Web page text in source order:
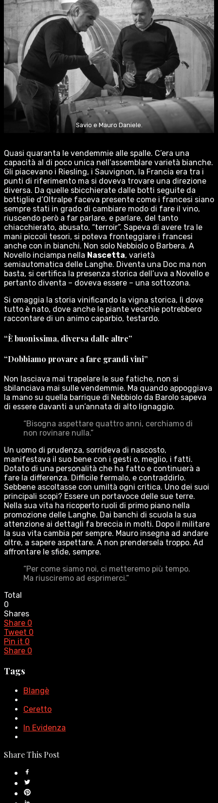
Savio e Mauro Daniele.
Quasi quaranta le vendemmie alle spalle. C’era una
capacità al di poco unica nell’assemblare varietà bianche.
Gli piacevano i Riesling, i Sauvignon, la Francia era tra i
punti di riferimento ma si doveva trovare una direzione
diversa. Da quelle sbicchierate dalle botti seguite da
bottiglie d’Oltralpe faceva presente come i francesi siano
sempre stati in grado di cambiare modo di fare il vino,
riuscendo però a far parlare, e parlare, del tanto
chiacchierato, abusato, “terroir”. Sapeva di avere tra le
mani piccoli tesori, si poteva fronteggiare i francesi
anche con in bianchi. Non solo Nebbiolo o Barbera. A
Novello inciampa nella Nascetta, varietà
semiautomatica delle Langhe. Diventa una Doc ma non
basta, si certifica la presenza storica dell’uva a Novello e
pertanto diventa – doveva essere – una sottozona.
Si omaggia la storia vinificando la vigna storica, lì dove
tutto è nato, dove anche le piante vecchie potrebbero
raccontare di un animo caparbio, testardo.
“È buonissima, diversa dalle altre”
“Dobbiamo provare a fare grandi vini”
Non lasciava mai trapelare le sue fatiche, non si
sbilanciava mai sulle vendemmie. Ma quando appoggiava
la mano su quella barrique di Nebbiolo da Barolo sapeva
di essere davanti a un’annata di alto lignaggio.
“Bisogna aspettare quattro anni, cerchiamo di
non rovinare nulla.”
Un uomo di prudenza, sorrideva di nascosto,
manifestava il suo bene con i gesti o, meglio, i fatti.
Dotato di una personalità che ha fatto e continuerà a
fare la differenza. Difficile fermalo, e contraddirlo.
Sebbene ascoltasse con umiltà ogni critica. Uno dei suoi
principali scopi? Essere un portavoce delle sue terre.
Nella sua vita ha ricoperto ruoli di primo piano nella
promozione delle Langhe. Dai banchi di scuola la sua
attenzione ai dettagli fa breccia in molti. Dopo il militare
la sua vita cambia per sempre. Mauro insegna ad andare
oltre, a sapere aspettare. A non prendersela troppo. Ad
affrontare le sfide, sempre.
“Per come siamo noi, ci metteremo più tempo.
Ma riusciremo ad esprimerci.”
Total
0
Shares
Share 0
Tweet 0
Pin it 0
Share 0
Tags
Blangè
Ceretto
In Evidenza
Share This Post